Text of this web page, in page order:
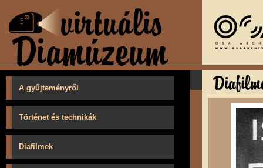
A gyűjteményről
Történet és technikák
Diafilmek